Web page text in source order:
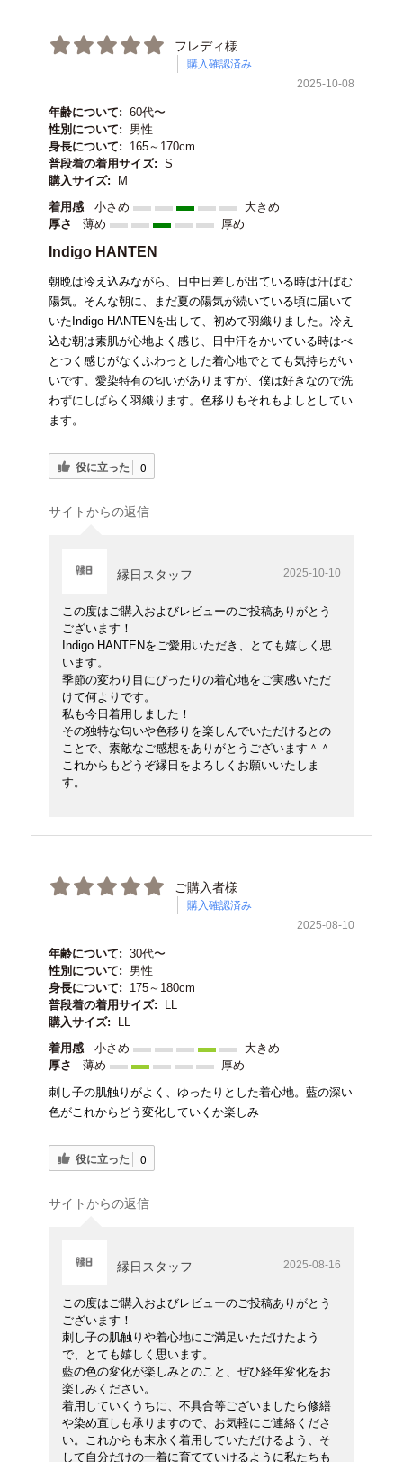
フレディ様
購入確認済み
2025-10-08
年齢について: 60代〜
性別について:
男性
身長について:
165～170cm
普段着の着用サイズ: S
購入サイズ:
M
着用感
小さめ
大きめ
厚さ
薄め 厚め
Indigo HANTEN
朝晩は冷え込みながら、日中日差しが出ている時は汗ばむ
陽気。そんな朝に、まだ夏の陽気が続いている頃に届いて
いたIndigo HANTENを出して、初めて羽織りました。冷え
込む朝は素肌が心地よく感じ、日中汗をかいている時はべ
とつく感じがなくふわっとした着心地でとても気持ちがい
いです。愛染特有の匂いがありますが、僕は好きなので洗
わずにしばらく羽織ります。色移りもそれもよしとしてい
ます。
役に立った 0
サイトからの返信
縁日スタッフ 2025-10-10
この度はご購入およびレビューのご投稿ありがとう
ございます！
Indigo HANTENをご愛用いただき、とても嬉しく思
います。
季節の変わり目にぴったりの着心地をご実感いただ
けて何よりです。
私も今日着用しました！
その独特な匂いや色移りを楽しんでいただけるとの
ことで、素敵なご感想をありがとうございます＾＾
これからもどうぞ縁日をよろしくお願いいたしま
す。
ご購入者様
購入確認済み
2025-08-10
年齢について: 30代〜
性別について:
男性
身長について:
175～180cm
普段着の着用サイズ:
LL
購入サイズ:
LL
着用感
小さめ
大きめ
厚さ
薄め
厚め
刺し子の肌触りがよく、ゆったりとした着心地。藍の深い
色がこれからどう変化していくか楽しみ
役に立った 0
サイトからの返信
縁日スタッフ 2025-08-16
この度はご購入およびレビューのご投稿ありがとう
ございます！
刺し子の肌触りや着心地にご満足いただけたよう
で、とても嬉しく思います。
藍の色の変化が楽しみとのこと、ぜひ経年変化をお
楽しみください。
着用していくうちに、不具合等ございましたら修繕
や染め直しも承りますので、お気軽にご連絡くださ
い。これからも末永く着用していただけるよう、そ
して自分だけの一着に育てていけるように私たちも